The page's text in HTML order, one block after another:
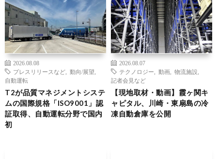
2026.08.08
プレスリリースなど
動向/展望
自動運転
T2が品質マネジメントシステ
ムの国際規格「ISO9001」認
証取得、自動運転分野で国内
初
2026.08.07
テクノロジー
動画 物流施設
記者会見など
【現地取材・動画】霞ヶ関キ
ャピタル、川崎・東扇島の冷
凍自動倉庫を公開